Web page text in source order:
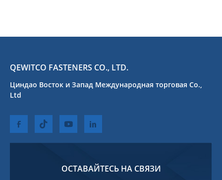
QEWITCO FASTENERS CO., LTD.
Циндао Восток и Запад Международная торговая Co.,
Ltd
ОСТАВАЙТЕСЬ НА СВЯЗИ